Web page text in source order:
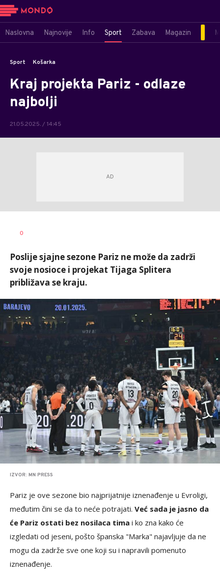
Naslovna Najnovije Info Sport Zabava Magazin
Sport Košarka
Kraj projekta Pariz - odlaze
najbolji
21.05.2025. / 14:45
AUTOR
0
Poslije sjajne sezone Pariz ne može da zadrži
svoje nosioce i projekat Tijaga Splitera
približava se kraju.
IZVOR: MN PRESS
Pariz je ove sezone bio najprijatnije iznenađenje u Evroligi,
međutim čini se da to neće potrajati. Već sada je jasno da
će Pariz ostati bez nosilaca tima i ko zna kako će
izgledati od jeseni, pošto španska "Marka" najavljuje da ne
mogu da zadrže sve one koji su i napravili pomenuto
iznenađenje.